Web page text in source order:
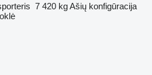
7 420 kgAšių konfigūracija